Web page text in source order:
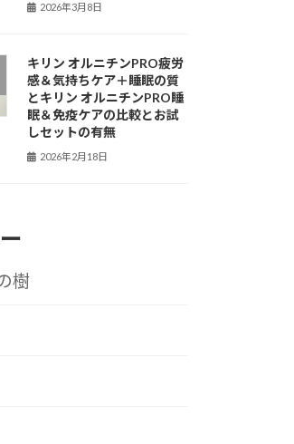
2026年3月8日
キリン オルニチンPRO疲労
感＆気持ちケア＋睡眠の質
とキリン オルニチンPRO睡
眠＆免疫ケアの比較とお試
しセットの有無
2026年2月18日
樹